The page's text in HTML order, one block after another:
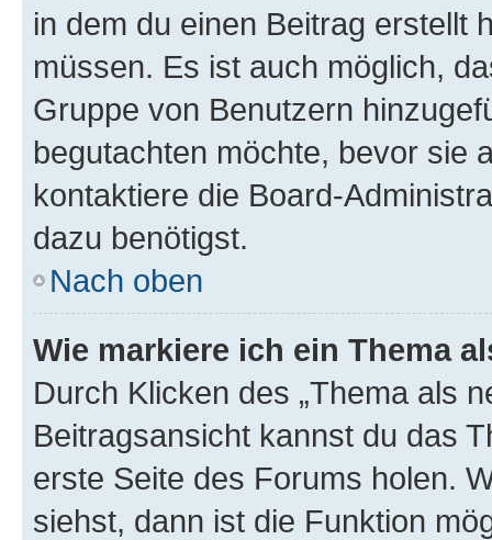
in dem du einen Beitrag erstellt
müssen. Es ist auch möglich,
Gruppe von Benutzern
begutachten möchte, bevor sie
kontaktiere die Board-
dazu benötigst.
Nach oben
Wie markiere ich ein Thema
Durch Klicken des „Thema als
Beitragsansicht kannst du das
erste Seite des Forums holen.
siehst, dann ist die Funktion